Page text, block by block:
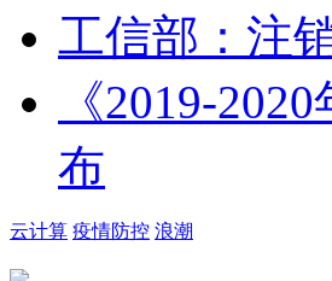
工信部：注
《2019-
布
云计算 疫情防控 浪潮